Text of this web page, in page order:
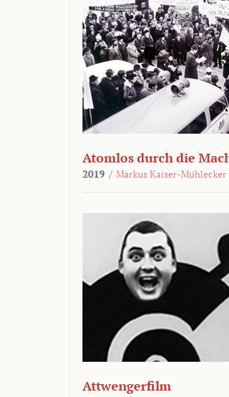
Atomlos durch die
2019 / Markus Kaiser-Mühlecker
Attwengerfilm